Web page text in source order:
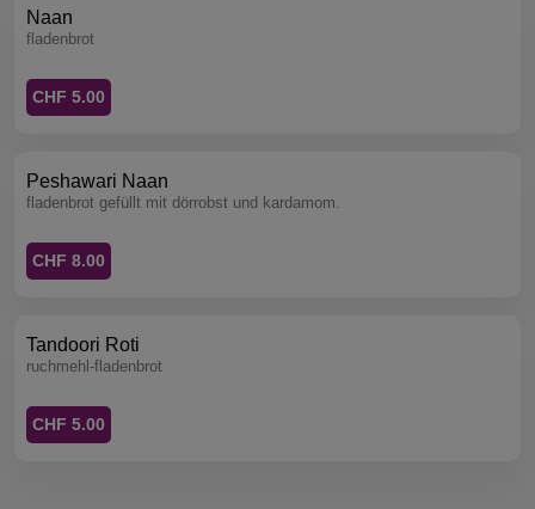
Naan
fladenbrot
CHF 5.00
Peshawari Naan
fladenbrot gefüllt mit dörrobst und kardamom.
CHF 8.00
Tandoori Roti
ruchmehl-fladenbrot
CHF 5.00